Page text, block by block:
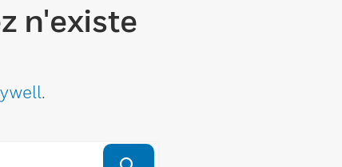
n'existe
.